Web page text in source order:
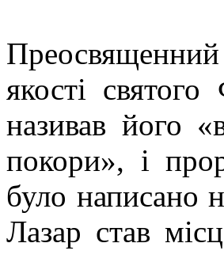
Преосвященний
якості
називав його
покори», і
було написано
Лазар став